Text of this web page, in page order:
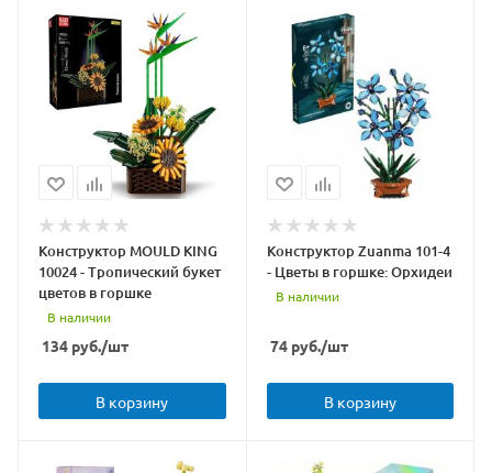
Конструктор MOULD KING
10024 - Тропический букет
цветов в горшке
В наличии
134 руб./шт
В корзину
Конструктор Zuanma 101-4
- Цветы в горшке: Орхидеи
В наличии
74руб./шт
В корзину